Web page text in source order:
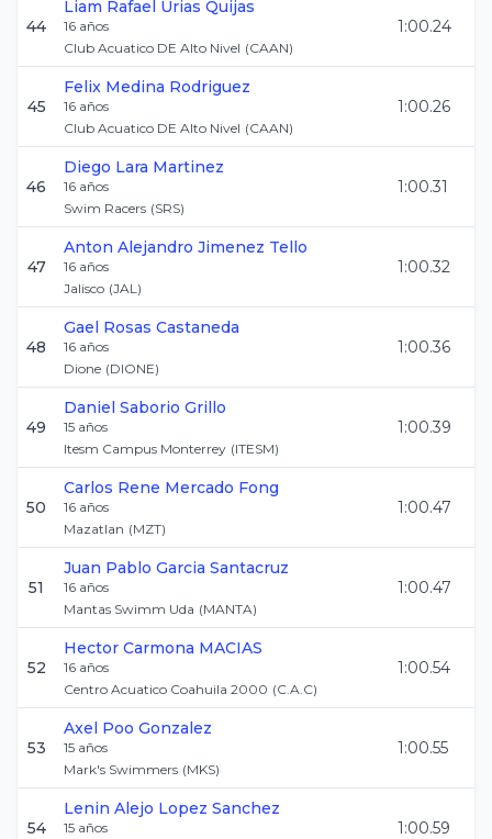
44
Liam Rafael Urias Quijas
16 años
Club Acuatico DE Alto Nivel (CAAN)
1:00.24
45
Felix Medina Rodriguez
16 años
Club Acuatico DE Alto Nivel (CAAN)
1:00.26
46
Diego Lara Martinez
16 años
Swim Racers (SRS)
1:00.31
47
Anton Alejandro Jimenez Tello
16 años
Jalisco (JAL)
1:00.32
48
Gael Rosas Castaneda
16 años
Dione (DIONE)
1:00.36
49
Daniel Saborio Grillo
15 años
Itesm Campus Monterrey (ITESM)
1:00.39
50
Carlos Rene Mercado Fong
16 años
Mazatlan (MZT)
1:00.47
51
Juan Pablo Garcia Santacruz
16 años
Mantas Swimm Uda (MANTA)
1:00.47
52
Hector Carmona MACIAS
16 años
Centro Acuatico Coahuila 2000 (C.A.C)
1:00.54
53
Axel Poo Gonzalez
15 años
Mark's Swimmers (MKS)
1:00.55
54
Lenin Alejo Lopez Sanchez
15 años
1:00.59